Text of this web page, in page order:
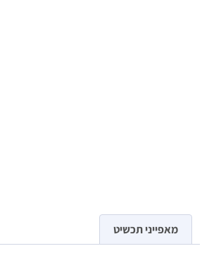
מאפייני תכשיט